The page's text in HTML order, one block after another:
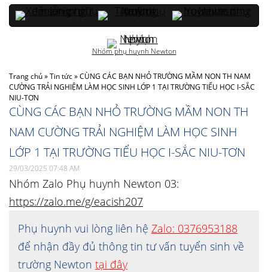
Trang chủ»Tin tức»CÙNG CÁC BẠN NHỎ TRƯỜNG MẦM NON TH NAM
CƯỜNG TRẢI NGHIỆM LÀM HỌC SINH LỚP 1 TẠI TRƯỜNG TIỂU HỌC I-SẮC
NIU-TƠN
CÙNG CÁC BẠN NHỎ TRƯỜNG MẦM NON TH
NAM CƯỜNG TRẢI NGHIỆM LÀM HỌC SINH
LỚP 1 TẠI TRƯỜNG TIỂU HỌC I-SẮC NIU-TƠN
29/03/2025 07:48 AM
Nhóm Zalo Phụ huynh Newton 03:
https://zalo.me/g/eacish207
Phụ huynh vui lòng liên hệ Zalo: 0376953188
để nhận đầy đủ thông tin tư vấn tuyển sinh về
trường Newton tại đây
Nhóm phụ huynh Newton